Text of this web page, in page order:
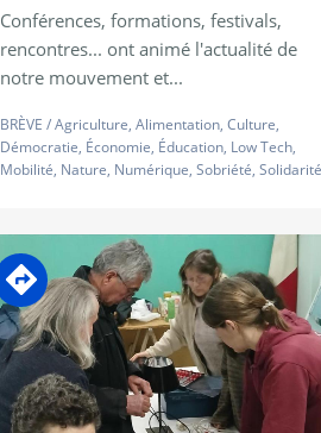
Conférences, formations, festivals,
rencontres... ont animé l'actualité de
notre mouvement et...
BRÈVE /Agriculture, Alimentation, Culture,
Démocratie, Économie, Éducation, Low Tech,
Mobilité, Nature, Numérique, Sobriété, Solidarité
En transition